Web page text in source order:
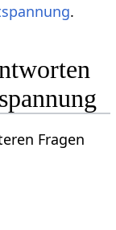
.
Fragen